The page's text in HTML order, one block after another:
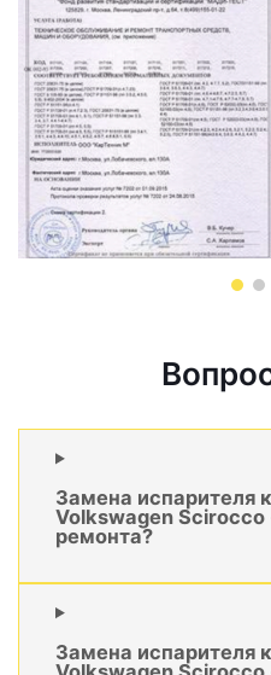
Замена испарителя
Volkswagen Scirocco
ремонта?
Замена испарителя